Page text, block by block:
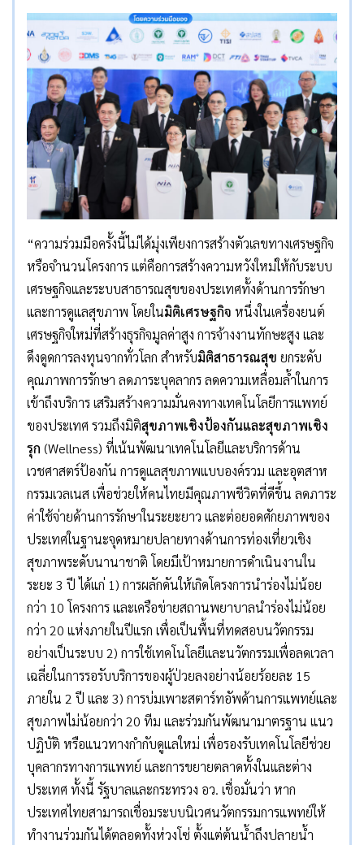
“ความร่วมมือครั้งนี้ไม่ได้มุ่งเพียงการสร้างตัวเลขทางเศรษฐกิจ
หรือจำนวนโครงการ แต่คือการสร้างความหวังใหม่ให้กับระบบ
เศรษฐกิจและระบบสาธารณสุขของประเทศทั้งด้านการรักษา
และการดูแลสุขภาพ โดยในมิติเศรษฐกิจ หนึ่งในเครื่องยนต์
เศรษฐกิจใหม่ที่สร้างธุรกิจมูลค่าสูง การจ้างงานทักษะสูง และ
ดึงดูดการลงทุนจากทั่วโลก สำหรับมิติสาธารณสุข ยกระดับ
คุณภาพการรักษา ลดภาระบุคลากร ลดความเหลื่อมล้ำในการ
เข้าถึงบริการ เสริมสร้างความมั่นคงทางเทคโนโลยีการแพทย์
ของประเทศ รวมถึงมิติสุขภาพเชิงป้องกันและสุขภาพเชิง
รุก (Wellness) ที่เน้นพัฒนาเทคโนโลยีและบริการด้าน
เวชศาสตร์ป้องกัน การดูแลสุขภาพแบบองค์รวม และอุตสาห
กรรมเวลเนส เพื่อช่วยให้คนไทยมีคุณภาพชีวิตที่ดีขึ้น ลดภาระ
ค่าใช้จ่ายด้านการรักษาในระยะยาว และต่อยอดศักยภาพของ
ประเทศในฐานะจุดหมายปลายทางด้านการท่องเที่ยวเชิง
สุขภาพระดับนานาชาติ โดยมีเป้าหมายการดำเนินงานใน
ระยะ 3 ปี ได้แก่ 1) การผลักดันให้เกิดโครงการนำร่องไม่น้อย
กว่า 10 โครงการ และเครือข่ายสถานพยาบาลนำร่องไม่น้อย
กว่า 20 แห่งภายในปีแรก เพื่อเป็นพื้นที่ทดสอบนวัตกรรม
อย่างเป็นระบบ 2) การใช้เทคโนโลยีและนวัตกรรมเพื่อลดเวลา
เฉลี่ยในการรอรับบริการของผู้ป่วยลงอย่างน้อยร้อยละ 15
ภายใน 2 ปี และ 3) การบ่มเพาะสตาร์ทอัพด้านการแพทย์และ
สุขภาพไม่น้อยกว่า 20 ทีม และร่วมกันพัฒนามาตรฐาน แนว
ปฏิบัติ หรือแนวทางกำกับดูแลใหม่ เพื่อรองรับเทคโนโลยีช่วย
บุคลากรทางการแพทย์ และการขยายตลาดทั้งในและต่าง
ประเทศ ทั้งนี้ รัฐบาลและกระทรวง อว. เชื่อมั่นว่า หาก
ประเทศไทยสามารถเชื่อมระบบนิเวศนวัตกรรมการแพทย์ให้
ทำงานร่วมกันได้ตลอดทั้งห่วงโซ่ ตั้งแต่ต้นน้ำถึงปลายน้ำ